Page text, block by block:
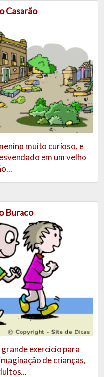
Casarão
muito curioso, e
em um velho
Buraco
exercício para
de crianças,